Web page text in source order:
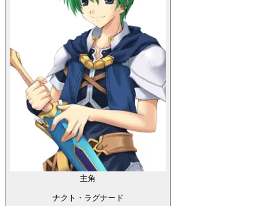
主角
ナクト・ラグナード